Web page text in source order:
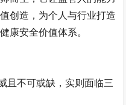
创造，为个人与行业打造
康安全价值体系。
且不可或缺，实则面临三